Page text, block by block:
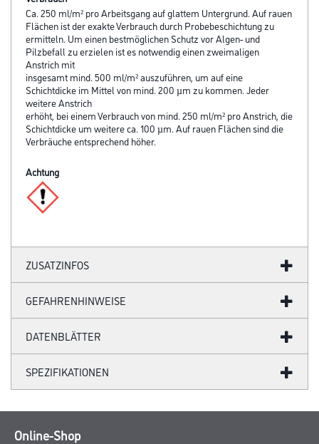
Ca. 250 ml/m² pro Arbeitsgang auf glattem Untergrund. Auf rauen
Flächen ist der exakte Verbrauch durch Probebeschichtung zu
ermitteln. Um einen bestmöglichen Schutz vor Algen- und
Pilzbefall zu erzielen ist es notwendig einen zweimaligen
Anstrich mit
insgesamt mind. 500 ml/m² auszuführen, um auf eine
Schichtdicke im Mittel von mind. 200 µm zu kommen. Jeder
weitere Anstrich
erhöht, bei einem Verbrauch von mind. 250 ml/m² pro Anstrich, die
Schichtdicke um weitere ca. 100 µm. Auf rauen Flächen sind die
Verbräuche entsprechend höher.
Achtung
ZUSATZINFOS
GEFAHRENHINWEISE
DATENBLÄTTER
SPEZIFIKATIONEN
Online-Shop